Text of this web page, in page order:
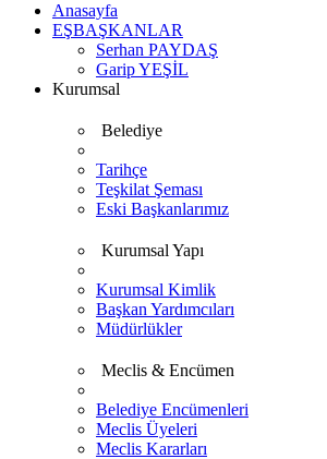
Anasayfa
EŞBAŞKANLAR
Serhan PAYDAŞ
Garip YEŞİL
Kurumsal
Belediye
Tarihçe
Teşkilat Şeması
Eski Başkanlarımız
Kurumsal Yapı
Kurumsal Kimlik
Başkan Yardımcıları
Müdürlükler
Meclis & Encümen
Belediye Encümenleri
Meclis Üyeleri
Meclis Kararları